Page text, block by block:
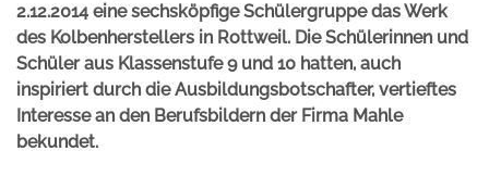
2.12.2014 eine sechsköpfige Schülergruppe das Werk
des Kolbenherstellers in Rottweil. Die Schülerinnen und
Schüler aus Klassenstufe 9 und 10 hatten, auch
inspiriert durch die Ausbildungsbotschafter, vertieftes
Interesse an den Berufsbildern der Firma Mahle
bekundet.